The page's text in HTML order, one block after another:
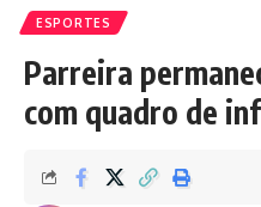
ESPORTES
Parreira
com quadro de